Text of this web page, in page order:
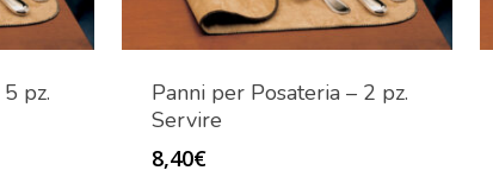
pz.
Panni per Posateria – 2 pz.
Servire
8,40€